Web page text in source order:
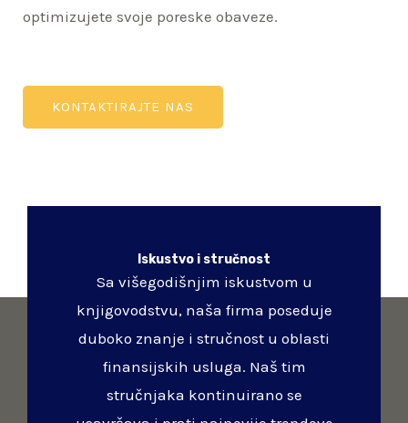
optimizujete svoje poreske obaveze.
KONTAKTIRAJTE NAS
Iskustvo i stručnost
Sa višegodišnjim iskustvom u
knjigovodstvu, naša firma poseduje
duboko znanje i stručnost u oblasti
finansijskih usluga. Naš tim
stručnjaka kontinuirano se